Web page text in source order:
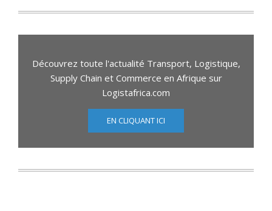
Découvrez toute l'actualité Transport, Logistique,
Supply Chain et Commerce en Afrique sur
Logistafrica.com
EN CLIQUANT ICI